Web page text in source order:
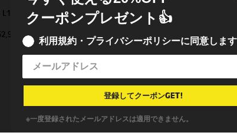
L15.235,14.602 L16.425,14.602 L18.165,10.673
L20.652,14.602 L26.462,14.602 L28.076,12.864
特定商取引法に基づく表記 • 利用規約 •プライバシーポリシー
クーポンプレゼント👍
利用規約・プライバシーポリシーに同意します
登録してクーポンGET!
※一度登録されたメールアドレスは適用できません。